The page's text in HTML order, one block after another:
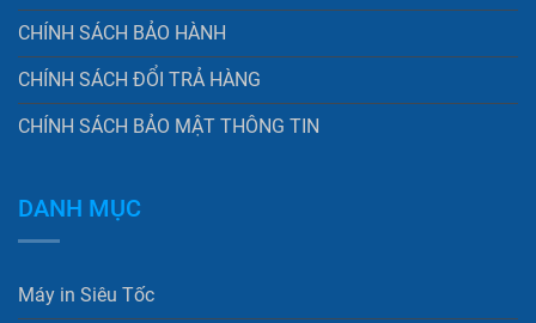
CHÍNH SÁCH BẢO HÀNH
CHÍNH SÁCH ĐỔI TRẢ HÀNG
CHÍNH SÁCH BẢO MẬT THÔNG TIN
DANH MỤC
Máy in Siêu Tốc